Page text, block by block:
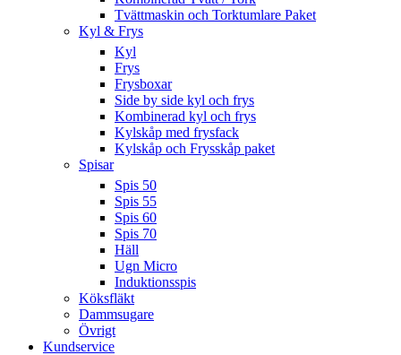
Tvättmaskin och Torktumlare Paket
Kyl & Frys
Kyl
Frys
Frysboxar
Side by side kyl och frys
Kombinerad kyl och frys
Kylskåp med frysfack
Kylskåp och Frysskåp paket
Spisar
Spis 50
Spis 55
Spis 60
Spis 70
Häll
Ugn Micro
Induktionsspis
Köksfläkt
Dammsugare
Övrigt
Kundservice